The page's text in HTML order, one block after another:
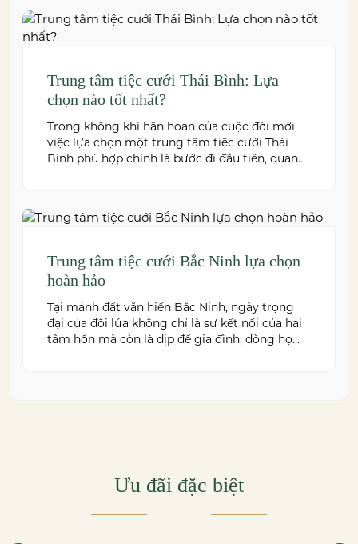
Trung tâm tiệc cưới Thái Bình: Lựa
chọn nào tốt nhất?
Trong không khí hân hoan của cuộc đời mới,
việc lựa chọn một trung tâm tiệc cưới Thái
Bình phù hợp chính là bước đi đầu tiên, quan
Trung tâm tiệc cưới Bắc Ninh lựa chọn
hoàn hảo
Tại mảnh đất văn hiến Bắc Ninh, ngày trọng
đại của đôi lứa không chỉ là sự kết nối của hai
tâm hồn mà còn là dịp để gia đình, dòng họ
Ưu đãi đặc biệt